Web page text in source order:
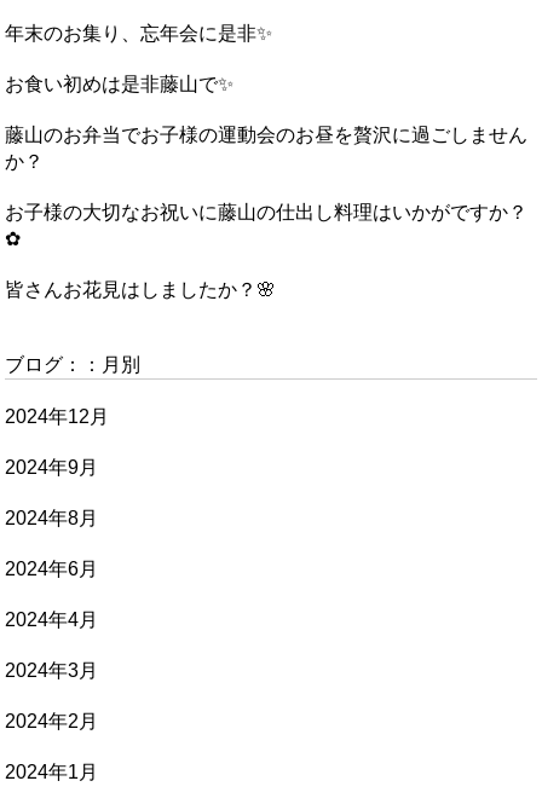
年末のお集り、忘年会に是非✨
お食い初めは是非藤山で✨
藤山のお弁当でお子様の運動会のお昼を贅沢に過ごしません
か？
お子様の大切なお祝いに藤山の仕出し料理はいかがですか？
✿
皆さんお花見はしましたか？🌸
ブログ：：月別
2024年12月
2024年9月
2024年8月
2024年6月
2024年4月
2024年3月
2024年2月
2024年1月